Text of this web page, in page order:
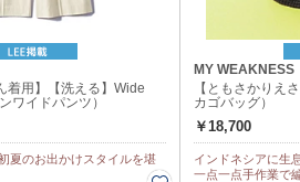
着用】【洗える】Wide
ワイドパンツ）
夏のお出かけスタイルを堪
MY WEAKNESS
【ともさかりえ
カゴバッグ）
￥18,700
インドネシアに生
一点一点手作業で